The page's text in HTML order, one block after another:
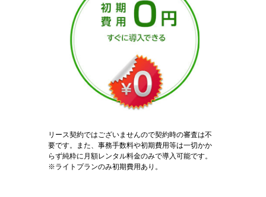
リース契約ではございませんので契約時の審査は不
要です。また、事務手数料や初期費用等は一切かか
らず純粋に月額レンタル料金のみで導入可能です。
※ライトプランのみ初期費用あり。